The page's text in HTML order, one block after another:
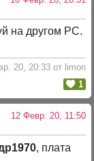
на другом РС.
20, 20:33 от limon
1
12 Февр. 20, 11:50
, плата